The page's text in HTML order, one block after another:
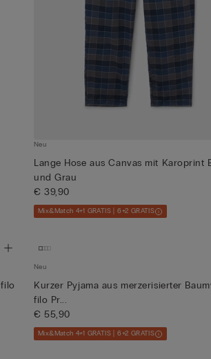
Neu
Lange Hose aus Canvas mit Karoprint
und Grau
€ 39,90
Mix&Match 4+1 GRATIS | 6+2 GRATIS
Neu
Kurzer Pyjama aus merzerisierter
filo Pr...
€ 55,90
Mix&Match 4+1 GRATIS | 6+2 GRATIS